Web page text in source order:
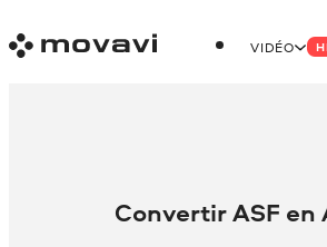
VIDÉO
Convertir ASF